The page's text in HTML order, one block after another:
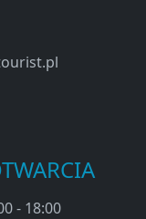
- 18:00